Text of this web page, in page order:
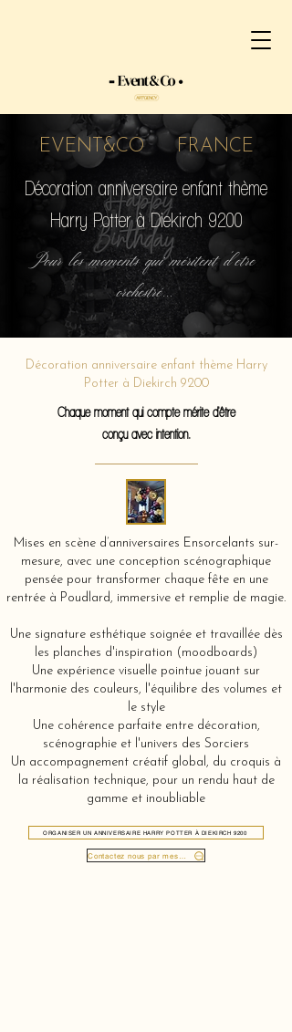
EVENT&CO FRANCE
Décoration anniversaire enfant thème
Harry Potter à Diekirch 9200
Pour les moments qui méritent d'etre
orchestré...
Décoration anniversaire enfant thème Harry
Potter à Diekirch 9200
Chaque moment qui compte mérite d'être
conçu avec intention.
Mises en scène d’anniversaires Ensorcelants sur-
mesure, avec une conception scénographique
pensée pour transformer chaque fête en une
rentrée à Poudlard, immersive et remplie de magie.
Une signature esthétique soignée et travaillée dès
les planches d'inspiration (moodboards)
Une expérience visuelle pointue jouant sur
l'harmonie des couleurs, l'équilibre des volumes et
le style
Une cohérence parfaite entre décoration,
scénographie et l'univers des Sorciers
Un accompagnement créatif global, du croquis à
la réalisation technique, pour un rendu haut de
gamme et inoubliable
ORGANISER UN ANNIVERSAIRE HARRY POTTER À DIEKIRCH 9200